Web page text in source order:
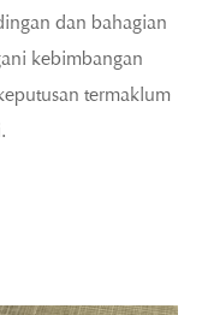
dan bahagian
kebimbangan
termaklum